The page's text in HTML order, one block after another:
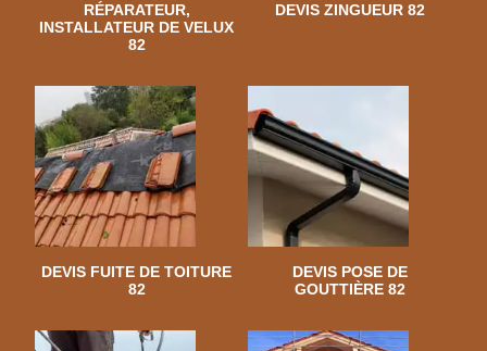
RÉPARATEUR,
INSTALLATEUR DE VELUX
82
DEVIS ZINGUEUR 82
DEVIS FUITE DE TOITURE
82
DEVIS POSE DE
GOUTTIÈRE 82